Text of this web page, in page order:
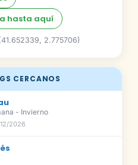
hasta aquí
2.775706)
CERCANOS
- Invierno
2026